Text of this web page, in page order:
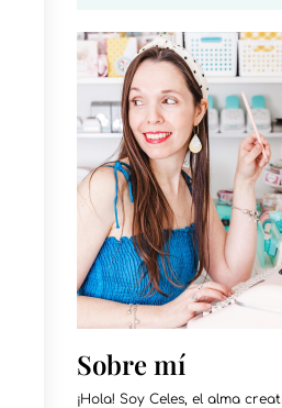
Sobre mí
¡Hola! Soy Celes, el alma